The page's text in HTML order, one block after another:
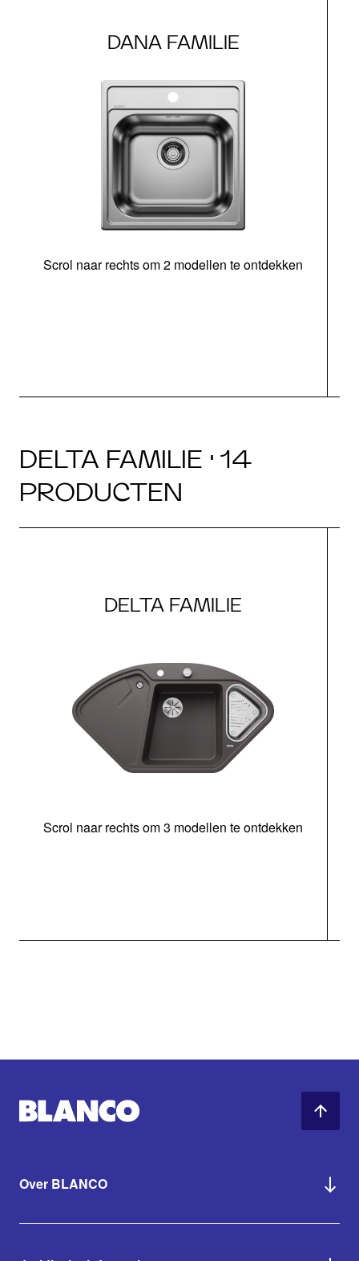
DANA FAMILIE
Scrol naar rechts om 2 modellen te ontdekken
DELTA FAMILIE · 14
PRODUCTEN
DELTA FAMILIE
Scrol naar rechts om 3 modellen te ontdekken
Over BLANCO